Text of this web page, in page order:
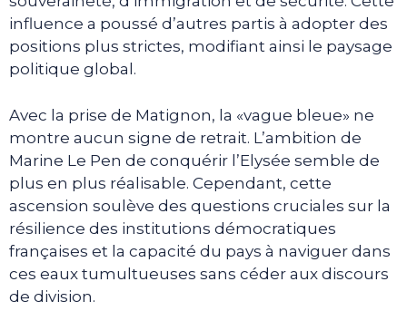
influence a poussé d’autres partis à adopter des
positions plus strictes, modifiant ainsi le paysage
politique global.
Avec la prise de Matignon, la «vague bleue» ne
montre aucun signe de retrait. L’ambition de
Marine Le Pen de conquérir l’Elysée semble de
plus en plus réalisable. Cependant, cette
ascension soulève des questions cruciales sur la
résilience des institutions démocratiques
françaises et la capacité du pays à naviguer dans
ces eaux tumultueuses sans céder aux discours
de division.